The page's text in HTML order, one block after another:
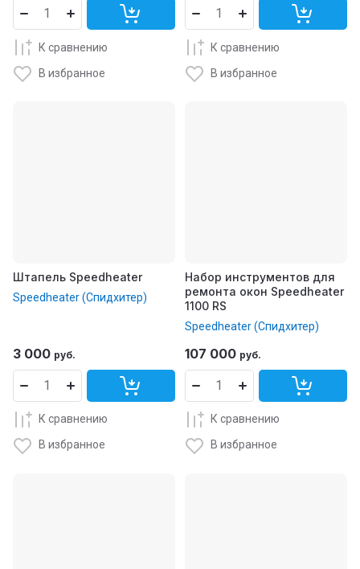
К сравнению
В избранное
К сравнению
В избранное
Штапель Speedheater
Speedheater (Спидхитер)
3 000 руб.
К сравнению
В избранное
Набор инструментов для
ремонта окон Speedheater
1100 RS
Speedheater (Спидхитер)
107 000 руб.
К сравнению
В избранное